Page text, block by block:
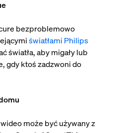
bezproblemowo
światłami Philips
światła, aby migały lub
gdy ktoś zadzwoni do
może być używany z